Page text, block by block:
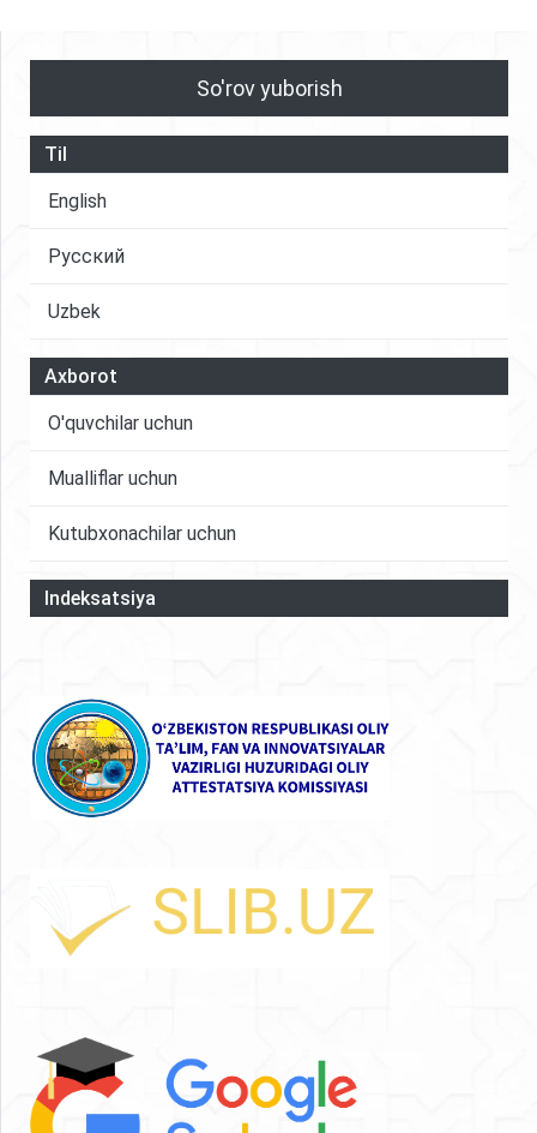
So'rov yuborish
Til
English
Русский
Uzbek
Axborot
O'quvchilar uchun
Mualliflar uchun
Kutubxonachilar uchun
Indeksatsiya